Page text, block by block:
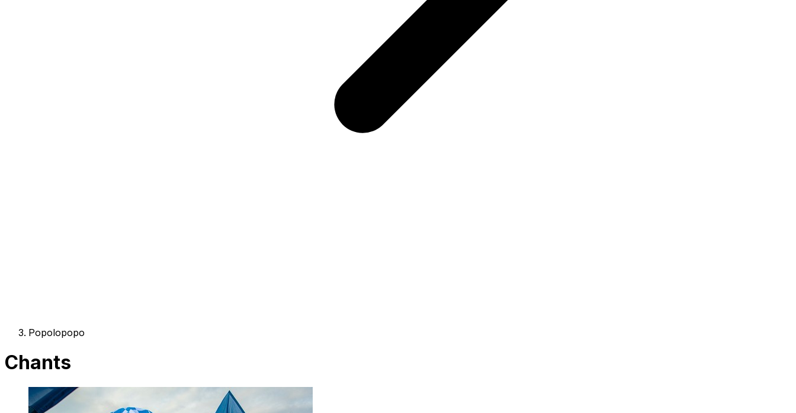
Popolopopo
Chants